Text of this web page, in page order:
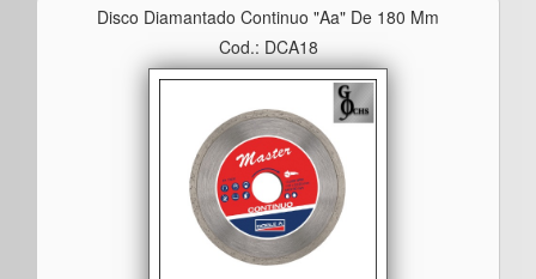
Disco Diamantado Continuo "aa" De 180 Mm
Cod.: DCA18